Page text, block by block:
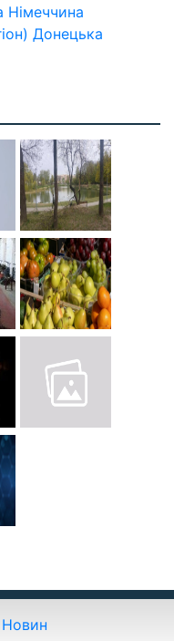
Німеччина
Донецька
Новин